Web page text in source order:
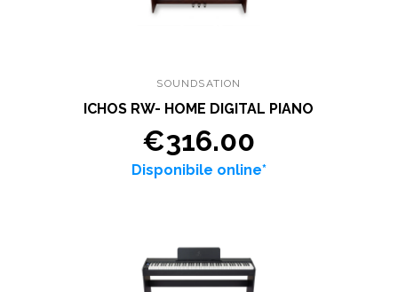
SOUNDSATION
ICHOS RW- HOME DIGITAL PIANO
€316.00
Disponibile online*